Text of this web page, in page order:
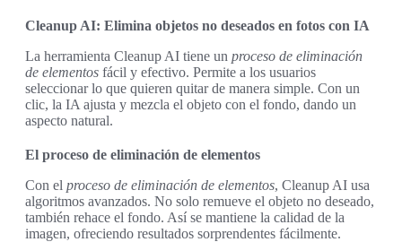
Cleanup AI: Elimina objetos no deseados en fotos con IA
La herramienta Cleanup AI tiene un proceso de eliminación
de elementos fácil y efectivo. Permite a los usuarios
seleccionar lo que quieren quitar de manera simple. Con un
clic, la IA ajusta y mezcla el objeto con el fondo, dando un
aspecto natural.
El proceso de eliminación de elementos
Con el proceso de eliminación de elementos, Cleanup AI usa
algoritmos avanzados. No solo remueve el objeto no deseado,
también rehace el fondo. Así se mantiene la calidad de la
imagen, ofreciendo resultados sorprendentes fácilmente.